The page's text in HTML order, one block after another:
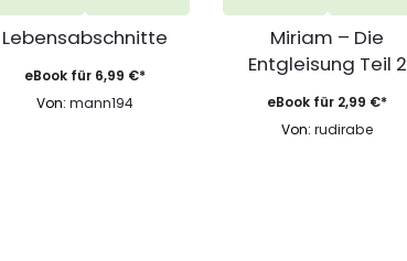
Lebensabschnitte
eBook für 6,99 €*
Von: mann194
Miriam – Die
Entgleisung Teil 2
eBook für 2,99 €*
Von:rudirabe